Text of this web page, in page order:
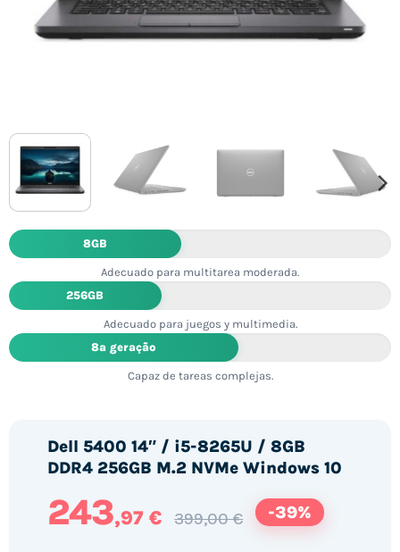
8GB
Adecuado para multitarea moderada.
256GB
Adecuado para juegos y multimedia.
8ª geração
Capaz de tareas complejas.
Dell 5400 14″ / i5-8265U / 8GB
DDR4 256GB M.2 NVMe Windows 10
243,97 € 399,00 € -39%